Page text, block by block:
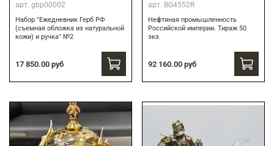
арт. gbp00002
Набор "Ежедневник Герб РФ
(съемная обложка из натуральной
кожи) и ручка" №2
17 850.00 руб
арт. BG4552R
Нефтяная промышленность
Российской империи. Тираж 50
экз.
92 160.00 руб